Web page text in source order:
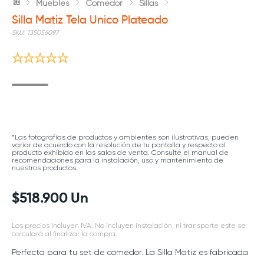
Muebles Comedor Sillas
Silla Matiz Tela Unico Plateado
: 135056097
*Las fotografías de productos y ambientes son ilustrativas, pueden
variar de acuerdo con la resolución de tu pantalla y respecto al
producto exhibido en las salas de venta. Consulte el manual de
recomendaciones para la instalación, uso y mantenimiento de
nuestros productos.
$518.900 Un
Los precios incluyen IVA. No incluyen instalación, ni transporte este se
calculará al finalizar la compra.
Perfecta para tu set de comedor. La Silla Matiz es fabricada